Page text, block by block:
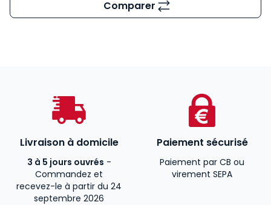
Comparer
Livraison à domicile
3 à 5 jours ouvrés -
Commandez et
recevez-le à partir du 24
septembre 2026
Paiement sécurisé
Paiement par CB ou
virement SEPA